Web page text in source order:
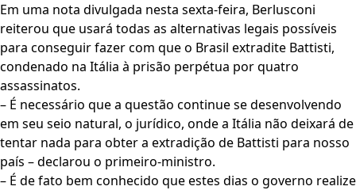
Em uma nota divulgada nesta sexta-feira, Berlusconi
reiterou que usará todas as alternativas legais possíveis
para conseguir fazer com que o Brasil extradite Battisti,
condenado na Itália à prisão perpétua por quatro
assassinatos.
– É necessário que a questão continue se desenvolvendo
em seu seio natural, o jurídico, onde a Itália não deixará de
tentar nada para obter a extradição de Battisti para nosso
país – declarou o primeiro-ministro.
– É de fato bem conhecido que estes dias o governo realize